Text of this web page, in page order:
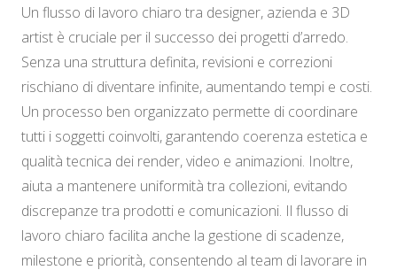
Un flusso di lavoro chiaro tra designer, azienda e 3D
artist è cruciale per il successo dei progetti d’arredo.
Senza una struttura definita, revisioni e correzioni
rischiano di diventare infinite, aumentando tempi e costi.
Un processo ben organizzato permette di coordinare
tutti i soggetti coinvolti, garantendo coerenza estetica e
qualità tecnica dei render, video e animazioni. Inoltre,
aiuta a mantenere uniformità tra collezioni, evitando
discrepanze tra prodotti e comunicazioni. Il flusso di
lavoro chiaro facilita anche la gestione di scadenze,
milestone e priorità, consentendo al team di lavorare in